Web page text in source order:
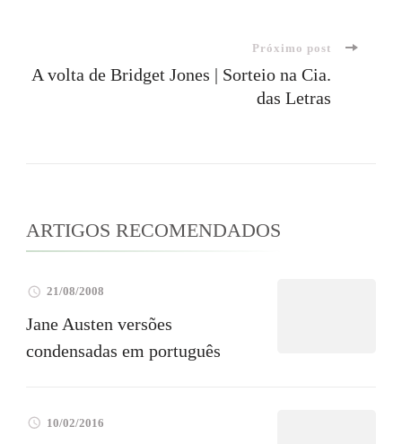
post
Próximo post
A volta de Bridget Jones | Sorteio na Cia.
das Letras
ARTIGOS RECOMENDADOS
21/08/2008
Jane Austen versões
condensadas em português
10/02/2016